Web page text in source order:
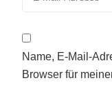
Name, E-Mail-
Browser für